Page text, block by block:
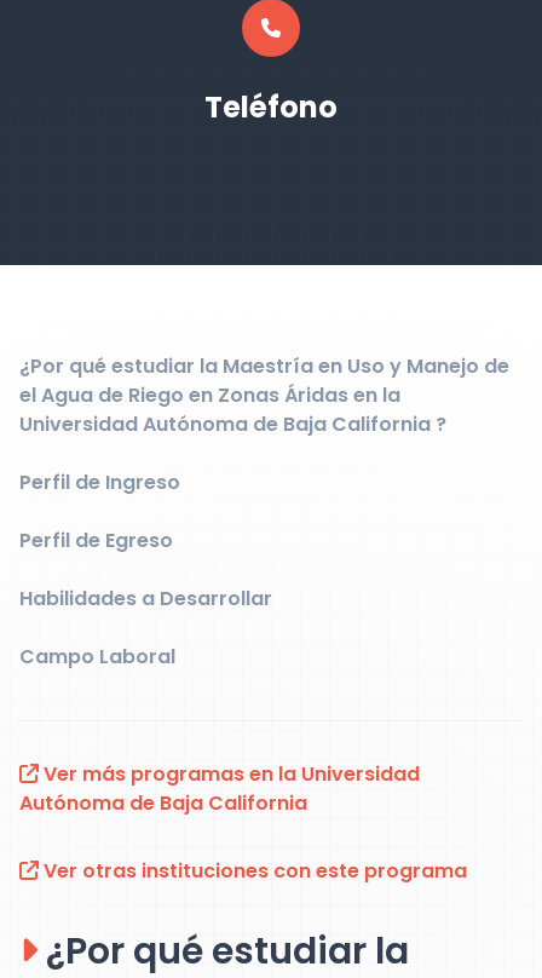
Teléfono
¿Por qué estudiar la Maestría en Uso y Manejo de
el Agua de Riego en Zonas Áridas en la
Universidad Autónoma de Baja California ?
Perfil de Ingreso
Perfil de Egreso
Habilidades a Desarrollar
Campo Laboral
Ver más programas en la Universidad
Autónoma de Baja California
Ver otras instituciones con este programa
¿Por qué estudiar la